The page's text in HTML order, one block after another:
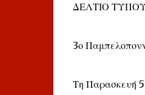
ΔΕΛΤΙΟ
3ο
Τη Παρασκευή